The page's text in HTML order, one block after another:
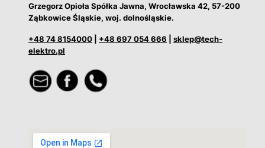
Grzegorz Opioła Spółka Jawna, Wrocławska 42, 57-200
Ząbkowice Śląskie, woj. dolnośląskie.
+48 74 8154000 +48 697 054 666
sklep@tech-
elektro.pl